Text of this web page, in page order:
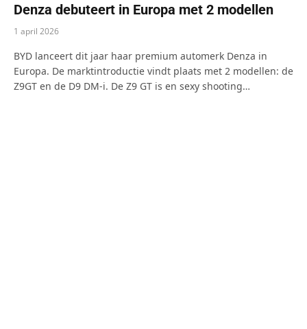
Denza debuteert in Europa met 2 modellen
1 april 2026
BYD lanceert dit jaar haar premium automerk Denza in
Europa. De marktintroductie vindt plaats met 2 modellen: de
Z9GT en de D9 DM-i. De Z9 GT is en sexy shooting…